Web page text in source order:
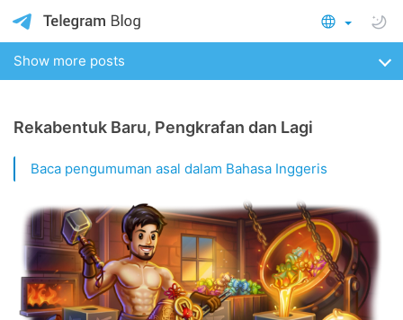
Show more posts
Rekabentuk Baru, Pengkrafan dan Lagi
Baca pengumuman asal dalam Bahasa Inggeris